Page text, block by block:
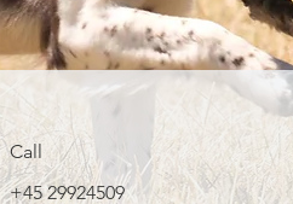
Call
+45 29924509